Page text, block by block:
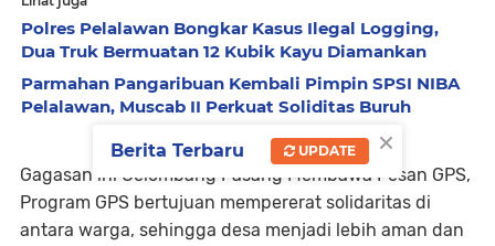
Polres Pelalawan Bongkar Kasus Ilegal Logging,
Dua Truk Bermuatan 12 Kubik Kayu Diamankan
Parmahan Pangaribuan Kembali Pimpin SPSI NIBA
Pelalawan, Muscab II Perkuat Soliditas Buruh
Gagasan ini Gelombang Pasang Membawa Pesan GPS,
Program GPS bertujuan mempererat solidaritas di
antara warga, sehingga desa menjadi lebih aman dan
×
Berita Terbaru UPDATE